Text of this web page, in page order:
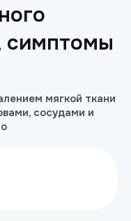
симптомы
мягкой ткани
сосудами и